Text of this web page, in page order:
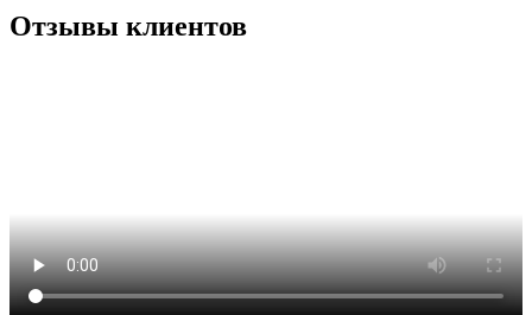
Отзывы клиентов